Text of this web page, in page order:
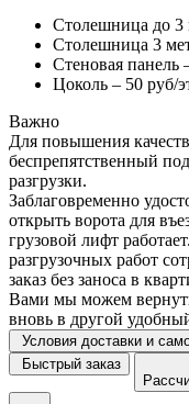
Столешница до 3
Столешница 3
Стеновая панель
Цоколь – 50 руб/
Важно
Для повышения
беспрепятственный
разгрузки.
Заблаговременно
открыть ворота для
грузовой лифт
разгрузочных работ
заказ без заноса в
Вами мы можем вернуть
вновь в другой
Условия доставки и
Быстрый заказ